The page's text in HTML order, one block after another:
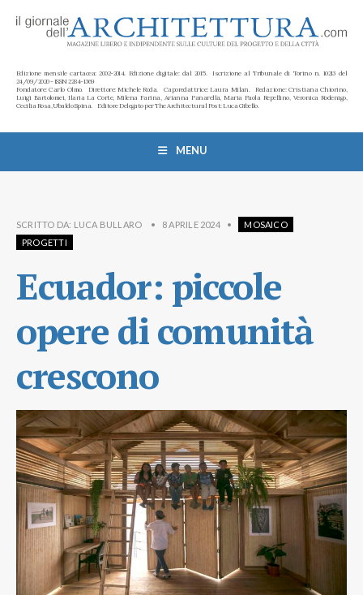
Edizione mensile cartacea: 2002-2014. Edizione digitale: dal 2015. Iscrizione al Tribunale di Torino n. 10213 del
24/09/2020 - ISSN 2284-1369
Fondatore: Carlo Olmo. Direttore: Michele Roda. Caporedattrice: Laura Milan. Redazione: Cristiana Chiorino,
Luigi Bartolomei, Ilaria La Corte, Milena Farina, Arianna Panarella, Maria Paola Repellino, Veronica Rodenigo,
Cecilia Rosa, Ubaldo Spina. Editore Delegato per The Architectural Post: Luca Gibello.
MENU
SCRITTO DA: LUCA BULLARO • 8 APRILE 2024 •
MOSAICO
PROGETTI
Ecuador: piccole
opere di comunità
crescono